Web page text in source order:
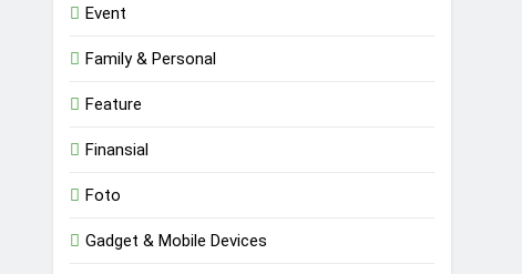
Event
Family & Personal
Feature
Finansial
Foto
Gadget & Mobile Devices